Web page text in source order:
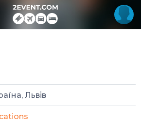
Львів